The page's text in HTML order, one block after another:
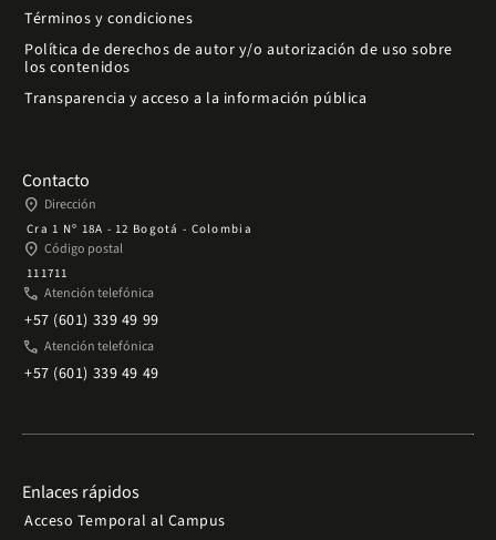
Términos y condiciones
Política de derechos de autor y/o autorización de uso sobre
los contenidos
Transparencia y acceso a la información pública
Contacto
place Dirección
Cra 1 Nº 18A - 12 Bogotá - Colombia
place Código postal
111711
phone Atención telefónica
+57 (601) 339 49 99
phone Atención telefónica
+57 (601) 339 49 49
Enlaces rápidos
Acceso Temporal al Campus